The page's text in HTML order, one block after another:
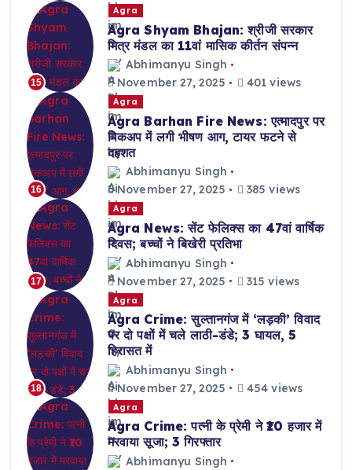
15
Agra
Agra Shyam Bhajan: श्रीजी सरकार
मित्र मंडल का 11वां मासिक कीर्तन संपन्न
Abhimanyu Singh
November 27, 2025
401 views
16
Agra
Agra Barhan Fire News: एत्मादपुर पर
पिकअप में लगी भीषण आग, टायर फटने से
दहशत
Abhimanyu Singh
November 27, 2025
385 views
17
Agra
Agra News: सेंट फेलिक्स का 47वां वार्षिक
दिवस; बच्चों ने बिखेरी प्रतिभा
Abhimanyu Singh
November 27, 2025
315 views
18
Agra
Agra Crime: सुल्तानगंज में ‘लड़की’ विवाद
पर दो पक्षों में चले लाठी-डंडे; 3 घायल, 5
हिरासत में
Abhimanyu Singh
November 27, 2025
454 views
Agra
Agra Crime: पत्नी के प्रेमी ने ₹10 हजार में
मरवाया सूजा; 3 गिरफ्तार
Abhimanyu Singh